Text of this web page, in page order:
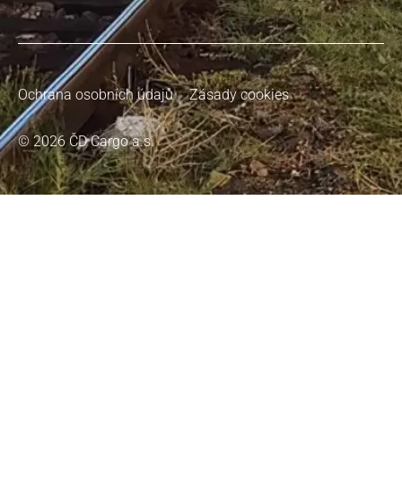
© 2026 ČD Cargo a.s.
Ochrana osobních údajů Zásady cookies